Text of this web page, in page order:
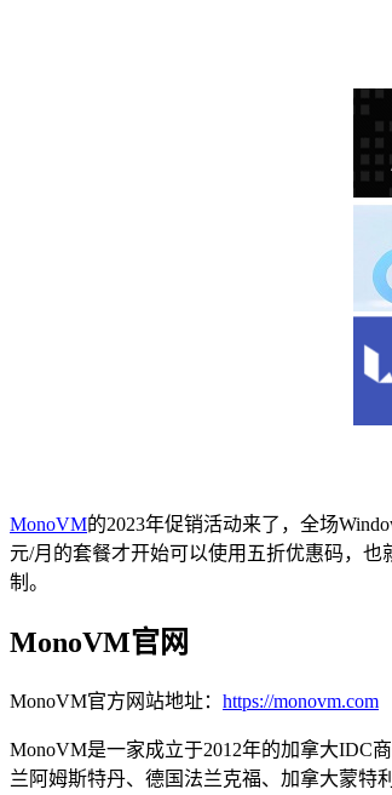
MonoVM的2023年促销活动来了，全场
元/月的套餐才开始可以使用五折优惠码，也
制。
MonoVM官网
MonoVM官方网站地址： https://monovm.com
MonoVM是一家成立于2012年的加拿大IDC
兰阿姆斯特丹、德国法兰克福、加拿大蒙特